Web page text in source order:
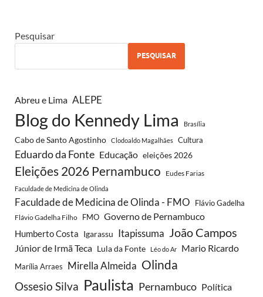
Pesquisar
PESQUISAR
Abreu e Lima ALEPE
Blog do Kennedy Lima Brasília
Cabo de Santo Agostinho Clodoaldo Magalhães Cultura
Eduardo da Fonte Educação eleições 2026
Eleições 2026 Pernambuco Eudes Farias
Faculdade de Medicina de Olinda
Faculdade de Medicina de Olinda - FMO Flávio Gadelha
Flávio Gadelha Filho FMO Governo de Pernambuco
Humberto Costa Igarassu Itapissuma João Campos
Júnior de Irmã Teca Lula da Fonte Léo do Ar Mario Ricardo
Marília Arraes Mirella Almeida Olinda
Ossesio Silva Paulista Pernambuco Política